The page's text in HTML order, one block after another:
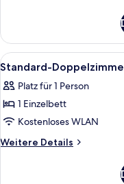
Vierbettzimmer
Alle
Fotos
für
Standard-
Doppelzimmer
zur
8
Standard-
Platz für 1 Person
1 Einzelbett
Kostenloses WLAN
Weitere Details
Weitere